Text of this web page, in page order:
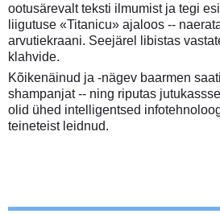
ootusärevalt teksti ilmumist ja tegi
liigutuse «Titanicu» ajaloos --
arvutiekraani. Seejärel libistas
klahvide.
Kõikenäinud ja -nägev baarmen
shampanjat -- ning riputas
olid ühed intelligentsed
teineteist leidnud.